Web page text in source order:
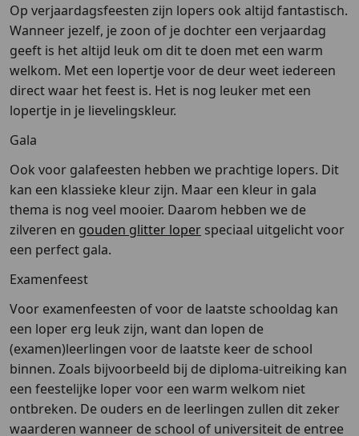
Op verjaardagsfeesten zijn lopers ook altijd fantastisch.
Wanneer jezelf, je zoon of je dochter een verjaardag
geeft is het altijd leuk om dit te doen met een warm
welkom. Met een lopertje voor de deur weet iedereen
direct waar het feest is. Het is nog leuker met een
lopertje in je lievelingskleur.
Gala
Ook voor galafeesten hebben we prachtige lopers. Dit
kan een klassieke kleur zijn. Maar een kleur in gala
thema is nog veel mooier. Daarom hebben we de
zilveren en gouden glitter loper speciaal uitgelicht voor
een perfect gala.
Examenfeest
Voor examenfeesten of voor de laatste schooldag kan
een loper erg leuk zijn, want dan lopen de
(examen)leerlingen voor de laatste keer de school
binnen. Zoals bijvoorbeeld bij de diploma-uitreiking kan
een feestelijke loper voor een warm welkom niet
ontbreken. De ouders en de leerlingen zullen dit zeker
waarderen wanneer de school of universiteit de entree